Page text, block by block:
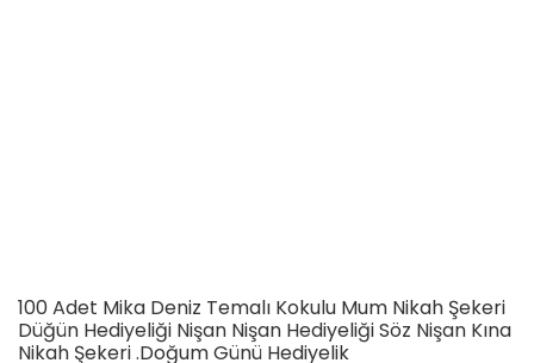
100 Adet Mika Deniz Temalı Kokulu Mum Nikah Şekeri
Düğün Hediyeliği Nişan Nişan Hediyeliği Söz Nişan Kına
Nikah Şekeri .Doğum Günü Hediyelik